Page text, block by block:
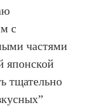
с
частями
японской
тщательно